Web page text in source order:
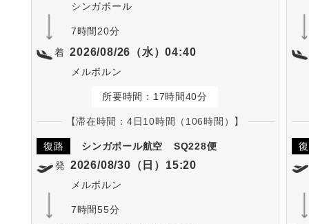
シンガポール
7時間20分
着 2026/08/26（水）04:40
メルボルン
所要時間：17時間40分
【滞在時間：4日10時間（106時間）】
復路 シンガポール航空
SQ228便
発 2026/08/30（日）15:20
メルボルン
7時間55分